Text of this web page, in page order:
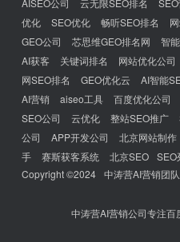
AISEO公司
云无限SEO排名
优化
SEO优化 畅听SEO排名
GEO公司
芯思维GEO排名网 智
AI获客
关键词排名 网站优化公司
网SEO排名
GEO优化云 AI智能
AI营销
aiseo工具 百度优化公司
SEO公司
云优化 整站SEO推广
公司
APP开发公司 北京网站制作
手
赛斯获客系统 北京SEO SEO
Copyright ©2024 中涛营AI营销团队
中涛营AI营销公司专注百